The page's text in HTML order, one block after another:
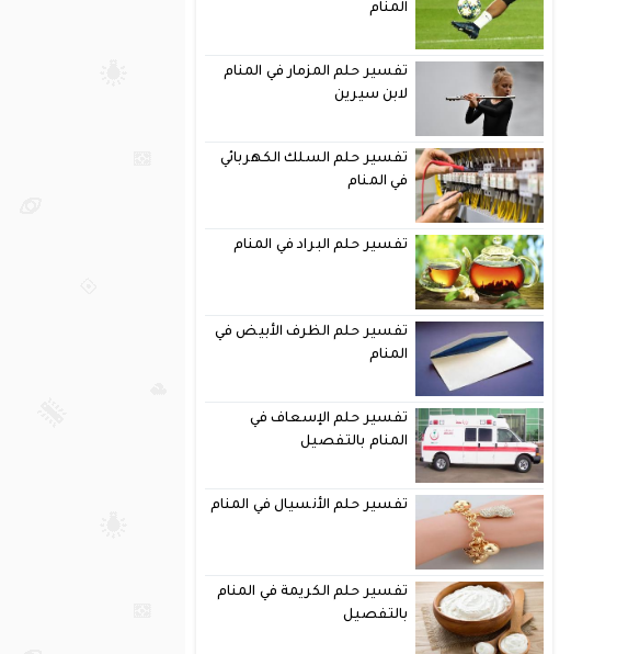
المنام
تفسير حلم المزمار في المنام
لابن سيرين
تفسير حلم السلك الكهربائي
في المنام
تفسير حلم البراد في المنام
تفسير حلم الظرف الأبيض في
المنام
تفسير حلم الإسعاف في
المنام بالتفصيل
تفسير حلم الأنسيال في المنام
تفسير حلم الكريمة في المنام
بالتفصيل